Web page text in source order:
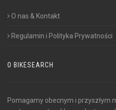
O nas & Kontakt
Regulamin i Polityka Prywatności
O BIKESEARCH
Pomagamy obecnym i przyszłym